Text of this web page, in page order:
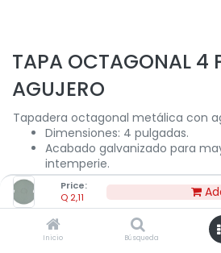
Price:
Q 2,11
Inicio Búsqueda
TAPA OCTAGONAL 4
AGUJERO
Tapadera octagonal metálica con
Dimensiones: 4 pulgadas.
Acabado galvanizado para
intemperie.
Q2,11